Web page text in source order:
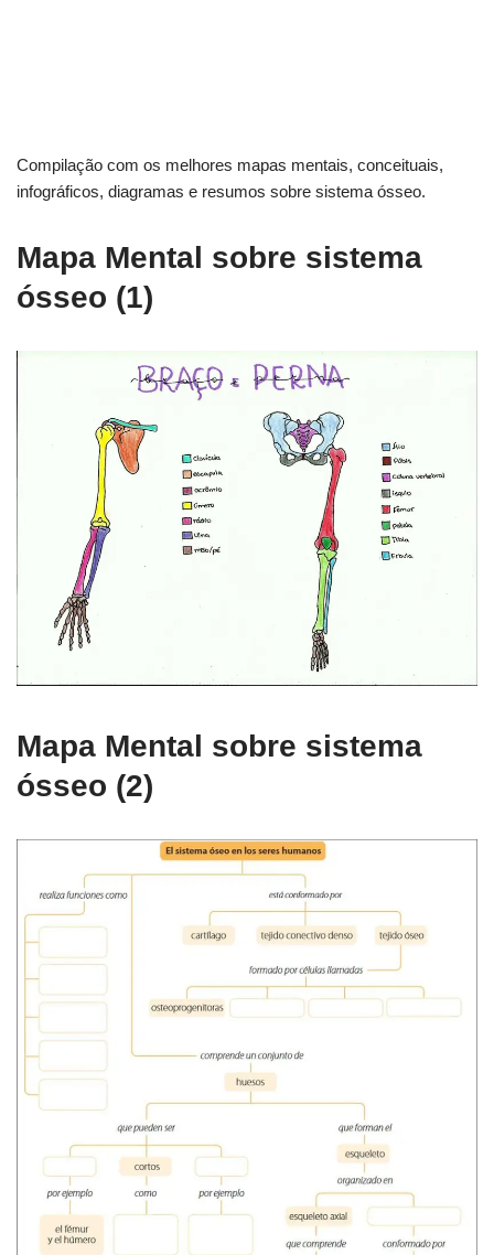
Compilação com os melhores mapas mentais, conceituais,
infográficos, diagramas e resumos sobre sistema ósseo.
Mapa Mental sobre sistema
ósseo (1)
Mapa Mental sobre sistema
ósseo (2)